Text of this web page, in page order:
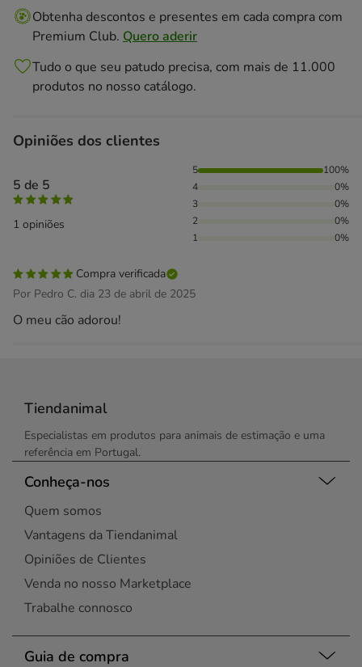
Obtenha descontos e presentes em cada compra com
Premium Club. Quero aderir
Tudo o que seu patudo precisa, com mais de 11.000
produtos no nosso catálogo.
Opiniões dos clientes
5 de 5
1 opiniões
100% das pessoas avaliaram com 5 estrelas,
5
100%
4
0%
3
0%
2
0%
1
0%
Compra verificada
Por Pedro C. dia 23 de abril de 2025
O meu cão adorou!
Tiendanimal
Especialistas em produtos para animais de estimação e uma
referência em Portugal.
Conheça-nos
Quem somos
Vantagens da Tiendanimal
Opiniões de Clientes
Venda no nosso Marketplace
Trabalhe connosco
Guia de compra